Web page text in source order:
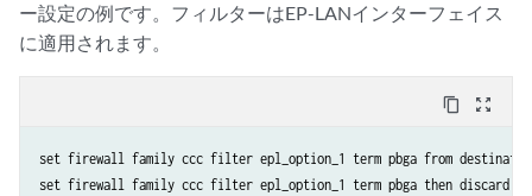
ー設定の例です。フィルターはEP-LANインターフェイス
に適用されます。
content_copy zoom_out_map
set firewall family ccc filter epl_option_1 term pbga from
set firewall family ccc filter epl_option_1 term pbga then discard